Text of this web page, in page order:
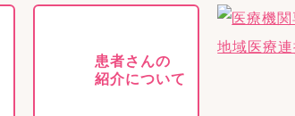
患者さんの
紹介について